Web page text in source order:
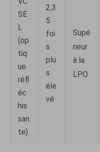
SE
L
(op
tiq
ue
réfl
éc
his
san
te)
2,3
5
foi
s
plu
s
éle
vé
Supé
rieur
à la
LPO